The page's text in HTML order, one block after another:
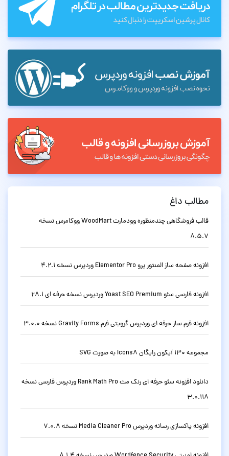
مطالب داغ
قالب فروشگاهی چندمنظوره وودمارت WoodMart ووکامرس نسخه
8.5.7
افزونه صفحه ساز المنتور پرو Elementor Pro وردپرس نسخه 4.2.1
افزونه فارسی سئو Yoast SEO Premium وردپرس نسخه حرفه ای 28.1
افزونه فرم ساز حرفه ای وردپرس گرویتی فرم Gravity Forms نسخه 3.0.0
مجموعه 130 آیکون رایگان Icons8 به صورت SVG
دانلود افزونه سئو حرفه ای رنک مث Rank Math Pro وردپرس فارسی نسخه
3.0.118
افزونه پاکسازی رسانه وردپرس Media Cleaner Pro نسخه 7.0.8